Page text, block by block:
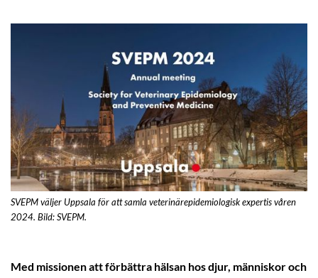
SVEPM väljer Uppsala för att samla veterinärepidemiologisk expertis våren
2024. Bild: SVEPM.
Med missionen att förbättra hälsan hos djur, människor och